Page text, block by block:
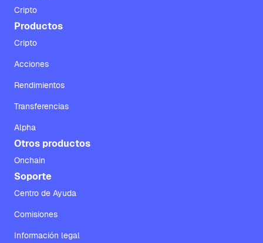
Cripto
Productos
Cripto
Acciones
Rendimientos
Transferencias
Alpha
Otros productos
Onchain
Soporte
Centro de Ayuda
Comisiones
Información legal